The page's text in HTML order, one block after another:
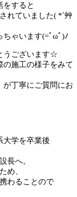
をすると
れていました( *´艸
ゃいます(=ﾟωﾟ)ﾉ
うございます☆
施工の様子をみて
が丁寧にご質問にお
大学を卒業後
長へ。
め、
わることので